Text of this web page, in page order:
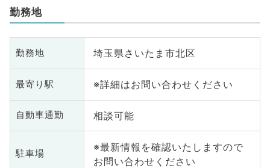
勤務地
勤務地 埼玉県さいたま市北区
最寄り駅 ※詳細はお問い合わせください
自動車通勤 相談可能
駐車場
※最新情報を確認いたしますので
お問い合わせください